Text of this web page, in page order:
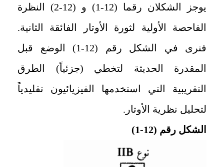
يوجز الشكلان رقما (12-1) و (12-2) النظرة
الفاحصة الأولية لثورة الأوتار الفائقة الثانية.
فنرى في الشكل رقم (12-1) الوضع قبل
المقدرة الحديثة لتخطي (جزئياً) الطرق
التقريبية التي استخدمها الفيزيائيون تقليدياً
لتحليل نظرية الأوتار.
الشكل رقم (12-1)